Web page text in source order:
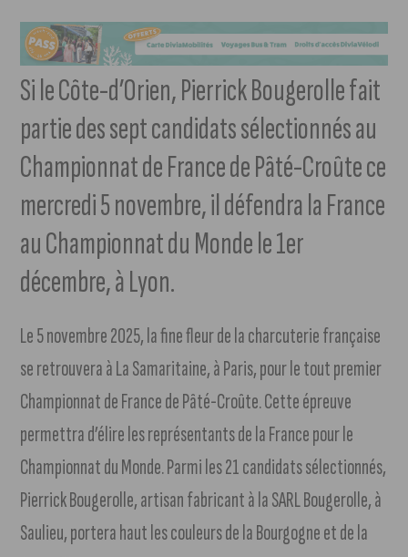
Si le Côte-d’Orien, Pierrick Bougerolle fait
partie des sept candidats sélectionnés au
Championnat de France de Pâté-Croûte ce
mercredi 5 novembre, il défendra la France
au Championnat du Monde le 1er
décembre, à Lyon.
Le 5 novembre 2025, la fine fleur de la charcuterie française
se retrouvera à La Samaritaine, à Paris, pour le tout premier
Championnat de France de Pâté-Croûte. Cette épreuve
permettra d’élire les représentants de la France pour le
Championnat du Monde. Parmi les 21 candidats sélectionnés,
Pierrick Bougerolle, artisan fabricant à la SARL Bougerolle, à
Saulieu, portera haut les couleurs de la Bourgogne et de la